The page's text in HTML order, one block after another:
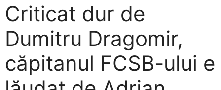
Criticat dur de
Dumitru Dragomir,
căpitanul FCSB-ului e